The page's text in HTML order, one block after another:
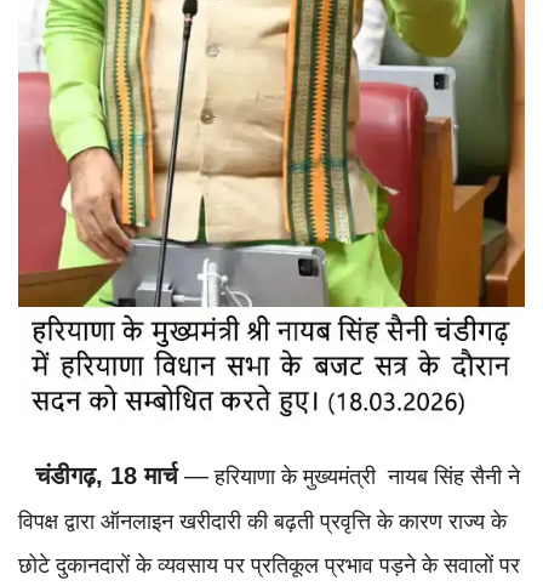
चंडीगढ़, 18 मार्च— हरियाणा के मुख्यमंत्री नायब सिंह सैनी ने
विपक्ष द्वारा ऑनलाइन खरीदारी की बढ़ती प्रवृत्ति के कारण राज्य के
छोटे दुकानदारों के व्यवसाय पर प्रतिकूल प्रभाव पड़ने के सवालों पर